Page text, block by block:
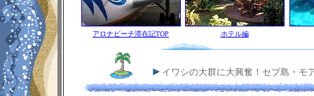
アロナビーチ滞在記TOP ホテル編
イワシの大群に大興奮！セブ島・